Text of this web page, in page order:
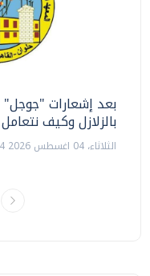
بعد إشعارات "جوجل"
بالزلازل وكيف
الثلاثاء، 04 اغسطس 2026 04:04 م